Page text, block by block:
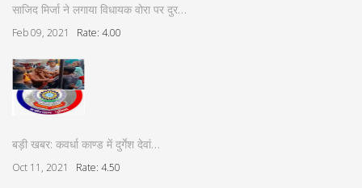
साजिद मिर्जा ने लगाया विधायक वोरा पर दुर…
Feb 09, 2021 Rate: 4.00
बड़ी खबर: कवर्धा काण्ड में दुर्गेश देवां…
Oct 11, 2021 Rate: 4.50